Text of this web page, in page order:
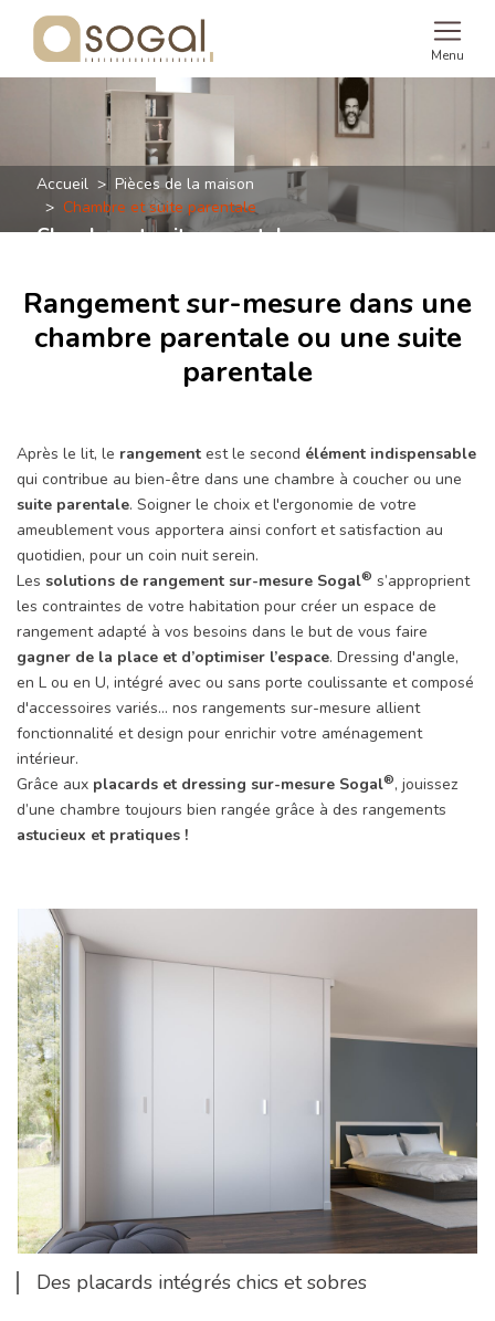
Menu
Accueil
Pièces de la maison
Chambre et suite parentale
Chambre et suite parentale
Rangement sur-mesure dans une
chambre parentale ou une suite
parentale
Après le lit, le rangement est le second élément indispensable
qui contribue au bien-être dans une chambre à coucher ou une
suite parentale. Soigner le choix et l'ergonomie de votre
ameublement vous apportera ainsi confort et satisfaction au
quotidien, pour un coin nuit serein.
Les solutions de rangement sur-mesure Sogal® s’approprient
les contraintes de votre habitation pour créer un espace de
rangement adapté à vos besoins dans le but de vous faire
gagner de la place et d’optimiser l’espace. Dressing d'angle,
en L ou en U, intégré avec ou sans porte coulissante et composé
d'accessoires variés... nos rangements sur-mesure allient
fonctionnalité et design pour enrichir votre aménagement
intérieur.
Grâce aux placards et dressing sur-mesure Sogal®, jouissez
d’une chambre toujours bien rangée grâce à des rangements
astucieux et pratiques !
Des placards intégrés chics et sobres